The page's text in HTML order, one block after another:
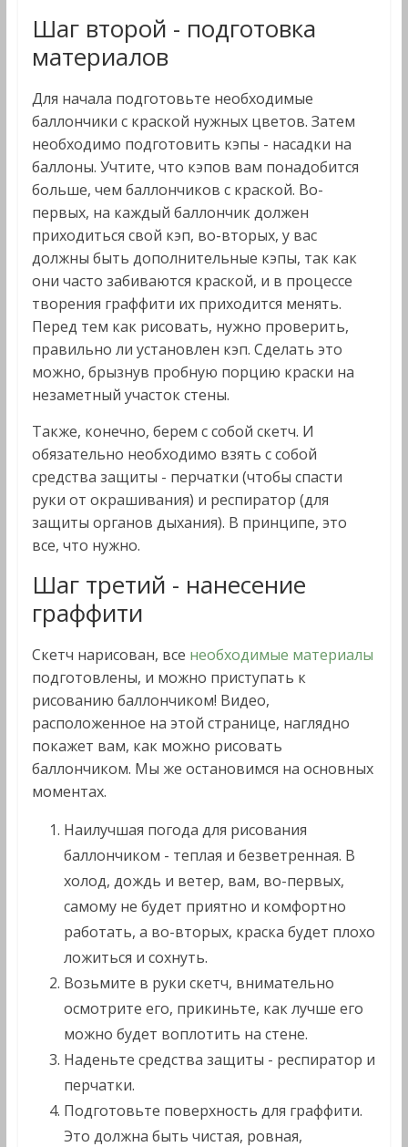
Шаг второй - подготовка
материалов
Для начала подготовьте необходимые
баллончики с краской нужных цветов. Затем
необходимо подготовить кэпы - насадки на
баллоны. Учтите, что кэпов вам понадобится
больше, чем баллончиков с краской. Во-
первых, на каждый баллончик должен
приходиться свой кэп, во-вторых, у вас
должны быть дополнительные кэпы, так как
они часто забиваются краской, и в процессе
творения граффити их приходится менять.
Перед тем как рисовать, нужно проверить,
правильно ли установлен кэп. Сделать это
можно, брызнув пробную порцию краски на
незаметный участок стены.
Также, конечно, берем с собой скетч. И
обязательно необходимо взять с собой
средства защиты - перчатки (чтобы спасти
руки от окрашивания) и респиратор (для
защиты органов дыхания). В принципе, это
все, что нужно.
Шаг третий - нанесение
граффити
Скетч нарисован, все необходимые материалы
подготовлены, и можно приступать к
рисованию баллончиком! Видео,
расположенное на этой странице, наглядно
покажет вам, как можно рисовать
баллончиком. Мы же остановимся на основных
моментах.
Наилучшая погода для рисования
баллончиком - теплая и безветренная. В
холод, дождь и ветер, вам, во-первых,
самому не будет приятно и комфортно
работать, а во-вторых, краска будет плохо
ложиться и сохнуть.
Возьмите в руки скетч, внимательно
осмотрите его, прикиньте, как лучше его
можно будет воплотить на стене.
Наденьте средства защиты - респиратор и
перчатки.
Подготовьте поверхность для граффити.
Это должна быть чистая, ровная,